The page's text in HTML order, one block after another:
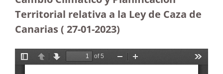
Territorial relativa a la Ley de Caza de
Canarias ( 27-01-2023)